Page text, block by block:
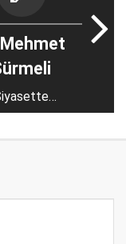
Mehmet
duruş